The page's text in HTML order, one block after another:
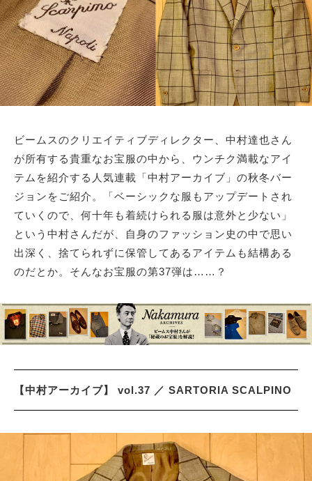
ビームスのクリエイティブディレクター、中村達也さん
が所有する貴重なお宝服の中から、ウンチク満載なアイ
テムを紹介する人気連載「中村アーカイブ」の秋冬バー
ジョンをご紹介。「ベーシックな服もアップデートされ
ていくので、何十年も着続けられる服は意外と少ない」
という中村さんだが、自身のファッション史の中で思い
出深く、捨てられずに保管してあるアイテムも結構ある
のだとか。そんなお宝服の第37弾は……？
【中村アーカイブ】 vol.37 ／ SARTORIA SCALPINO
サイトマップ